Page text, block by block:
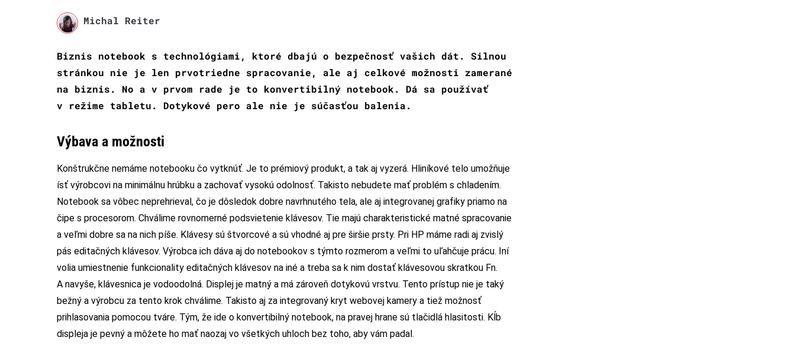
Michal Reiter
Biznis notebook s technológiami, ktoré dbajú o bezpečnosť vašich dát. Silnou
stránkou nie je len prvotriedne spracovanie, ale aj celkové možnosti zamerané
na biznis. No a v prvom rade je to konvertibilný notebook. Dá sa používať
v režime tabletu. Dotykové pero ale nie je súčasťou balenia.
Výbava a možnosti
Konštrukčne nemáme notebooku čo vytknúť. Je to prémiový produkt, a tak aj vyzerá. Hliníkové telo umožňuje
ísť výrobcovi na minimálnu hrúbku a zachovať vysokú odolnosť. Takisto nebudete mať problém s chladením.
Notebook sa vôbec neprehrieval, čo je dôsledok dobre navrhnutého tela, ale aj integrovanej grafiky priamo na
čipe s procesorom. Chválime rovnomerné podsvietenie klávesov. Tie majú charakteristické matné spracovanie
a veľmi dobre sa na nich píše. Klávesy sú štvorcové a sú vhodné aj pre širšie prsty. Pri HP máme radi aj zvislý
pás editačných klávesov. Výrobca ich dáva aj do notebookov s týmto rozmerom a veľmi to uľahčuje prácu. Iní
volia umiestnenie funkcionality editačných klávesov na iné a treba sa k nim dostať klávesovou skratkou Fn.
A navyše, klávesnica je vodoodolná. Displej je matný a má zároveň dotykovú vrstvu. Tento prístup nie je taký
bežný a výrobcu za tento krok chválime. Takisto aj za integrovaný kryt webovej kamery a tiež možnosť
prihlasovania pomocou tváre. Tým, že ide o konvertibilný notebook, na pravej hrane sú tlačidlá hlasitosti. Kĺb
displeja je pevný a môžete ho mať naozaj vo všetkých uhloch bez toho, aby vám padal.